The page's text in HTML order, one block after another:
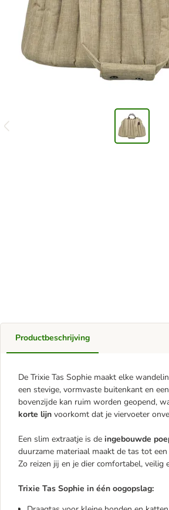
Productbeschrijving
De Trixie Tas Sophie maakt elke
een stevige, vormvaste buitenkant en
bovenzijde kan ruim worden geopend,
korte lijn voorkomt dat je viervoeter
Een slim extraatje is de ingebouwde
duurzame materiaal maakt de tas tot
Zo reizen jij en je dier comfortabel,
Trixie Tas Sophie in één oogopslag: